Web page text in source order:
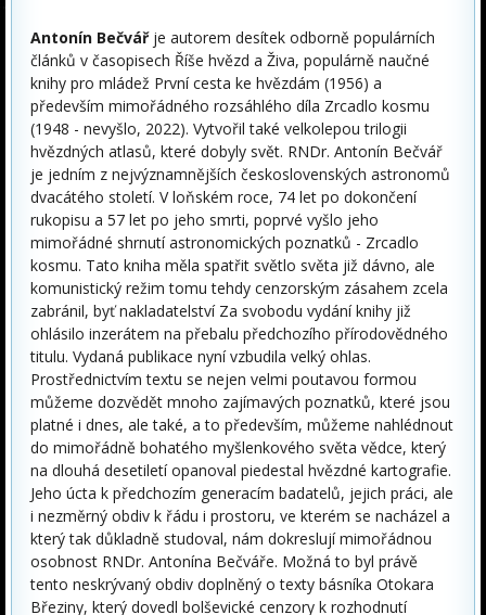
Antonín Bečvářje autorem desítek odborně populárních
článků v časopisech Říše hvězd a Živa, populárně naučné
knihy pro mládež První cesta ke hvězdám (1956) a
především mimořádného rozsáhlého díla Zrcadlo kosmu
(1948 - nevyšlo, 2022). Vytvořil také velkolepou trilogii
hvězdných atlasů, které dobyly svět. RNDr. Antonín Bečvář
je jedním z nejvýznamnějších československých astronomů
dvacátého století. V loňském roce, 74 let po dokončení
rukopisu a 57 let po jeho smrti, poprvé vyšlo jeho
mimořádné shrnutí astronomických poznatků - Zrcadlo
kosmu. Tato kniha měla spatřit světlo světa již dávno, ale
komunistický režim tomu tehdy cenzorským zásahem zcela
zabránil, byť nakladatelství Za svobodu vydání knihy již
ohlásilo inzerátem na přebalu předchozího přírodovědného
titulu. Vydaná publikace nyní vzbudila velký ohlas.
Prostřednictvím textu se nejen velmi poutavou formou
můžeme dozvědět mnoho zajímavých poznatků, které jsou
platné i dnes, ale také, a to především, můžeme nahlédnout
do mimořádně bohatého myšlenkového světa vědce, který
na dlouhá desetiletí opanoval piedestal hvězdné kartografie.
Jeho úcta k předchozím generacím badatelů, jejich práci, ale
i nezměrný obdiv k řádu i prostoru, ve kterém se nacházel a
který tak důkladně studoval, nám dokreslují mimořádnou
osobnost RNDr. Antonína Bečváře. Možná to byl právě
tento neskrývaný obdiv doplněný o texty básníka Otokara
Březiny, který dovedl bolševické cenzory k rozhodnutí